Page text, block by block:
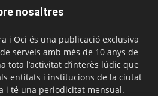
nosaltres
i Oci és una publicació exclusiva
serveis amb més de 10 anys de
tota l’activitat d’interès lúdic que
entitats i institucions de la ciutat
i té una periodicitat mensual.